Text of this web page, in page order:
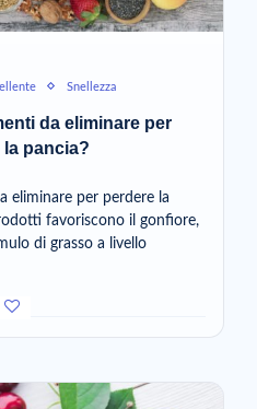
Snellezza
da eliminare per
la pancia?
eliminare per perdere la
favoriscono il gonfiore,
di grasso a livello